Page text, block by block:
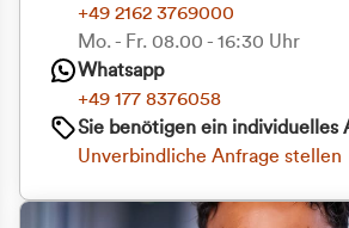
+49 2162 3769000
Mo. - Fr. 08.00 - 16:30 Uhr
Whatsapp
+49 177 8376058
Sie benötigen ein individuelles
Unverbindliche Anfrage stellen